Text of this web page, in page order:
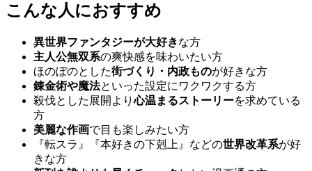
こんな人におすすめ
異世界ファンタジーが大好きな方
主人公無双系の爽快感を味わいたい方
ほのぼのとした街づくり・内政ものが好きな方
錬金術や魔法といった設定にワクワクする方
殺伐とした展開より心温まるストーリーを求めている
方
美麗な作画で目も楽しみたい方
『転スラ』『本好きの下剋上』などの世界改革系が好
きな方